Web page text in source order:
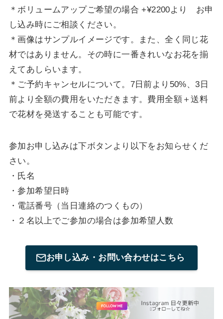
＊ボリュームアップご希望の場合 +¥2200より お申
し込み時にご相談ください。
＊画像はサンプルイメージです。また、全く同じ花
材ではありません。その時に一番きれいなお花を揃
えてあしらいます。
＊ご予約キャンセルについて。7日前より50%、3日
前より全額の費用をいただきます。費用全額＋送料
で花材を発送することも可能です。
参加お申し込みは下ボタンより以下をお知らせくだ
さい。
・氏名
・参加希望日時
・電話番号（当日連絡のつくもの）
・２名以上でご参加の場合は参加希望人数
お申し込み・お問い合わせはこちら